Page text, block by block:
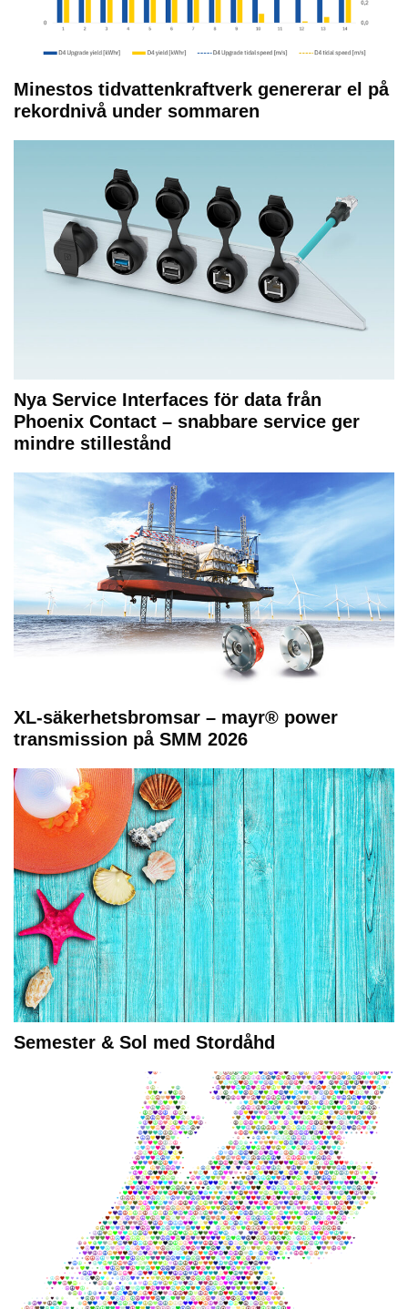
Minestos tidvattenkraftverk genererar el på
rekordnivå under sommaren
Nya Service Interfaces för data från
Phoenix Contact – snabbare service ger
mindre stillestånd
XL-säkerhetsbromsar – mayr® power
transmission på SMM 2026
Semester & Sol med Stordåhd